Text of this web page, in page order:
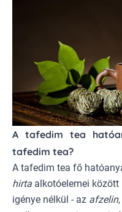
A tafedim tea
tafedim tea?
A tafedim tea fő
hirta alkotóelemei
igénye nélkül - az afzelin